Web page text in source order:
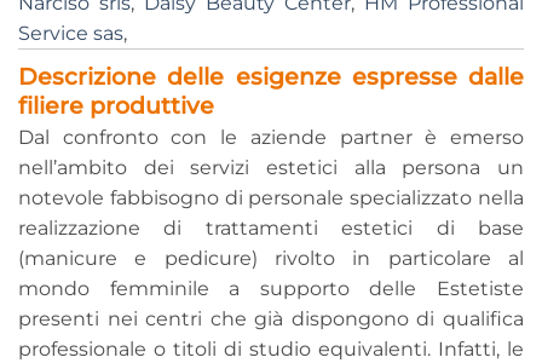
Service sas,
Descrizione delle esigenze espresse dalle
filiere produttive
Dal confronto con le aziende partner è emerso
nell’ambito dei servizi estetici alla persona un
notevole fabbisogno di personale specializzato nella
realizzazione di trattamenti estetici di base
(manicure e pedicure) rivolto in particolare al
mondo femminile a supporto delle Estetiste
presenti nei centri che già dispongono di qualifica
professionale o titoli di studio equivalenti. Infatti, le